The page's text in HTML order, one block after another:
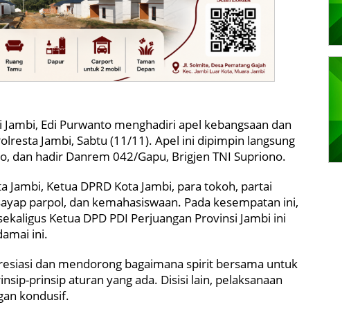
Jambi, Edi Purwanto menghadiri apel kebangsaan dan
Jambi, Sabtu (11/11). Apel ini dipimpin langsung
dan hadir Danrem 042/Gapu, Brigjen TNI Supriono.
Ketua DPRD Kota Jambi, para tokoh, partai
parpol, dan kemahasiswaan. Pada kesempatan ini,
Ketua DPD PDI Perjuangan Provinsi Jambi ini
ini.
dan mendorong bagaimana spirit bersama untuk
prinsip aturan yang ada. Disisi lain, pelaksanaan
kondusif.